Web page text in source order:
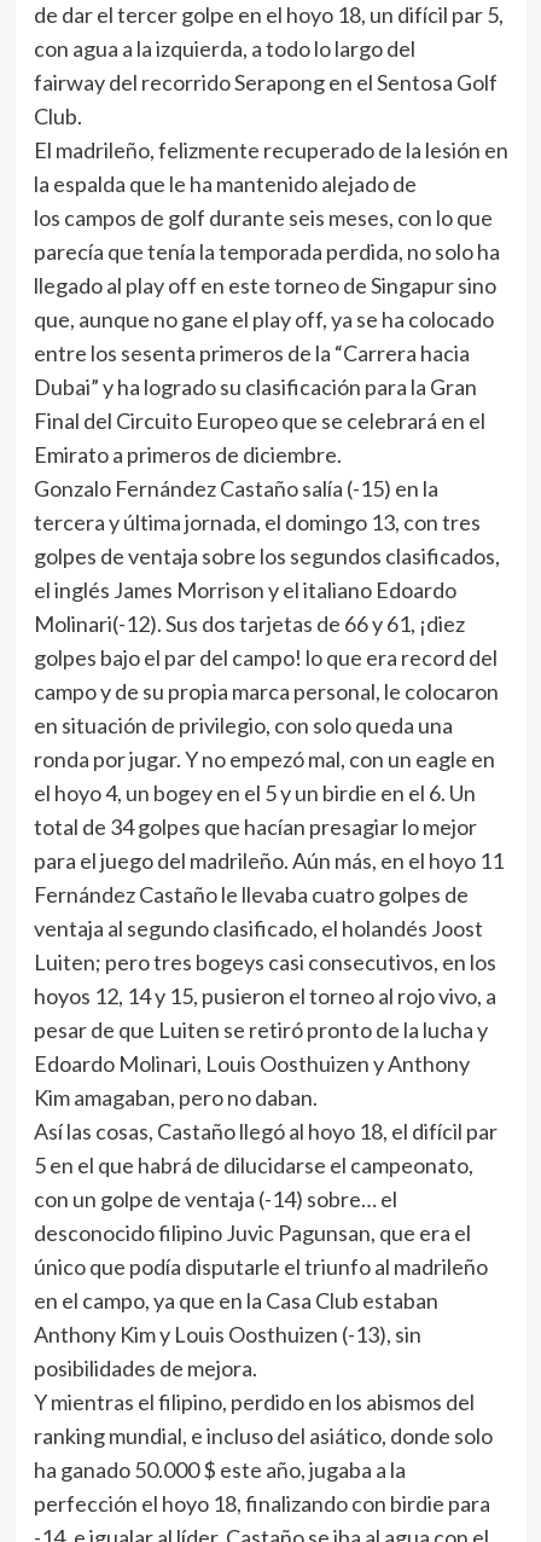
de dar el tercer golpe en el hoyo 18, un difícil par 5,
con agua a la izquierda, a todo lo largo del
fairway del recorrido Serapong en el Sentosa Golf
Club.
El madrileño, felizmente recuperado de la lesión en
la espalda que le ha mantenido alejado de
los campos de golf durante seis meses, con lo que
parecía que tenía la temporada perdida, no solo ha
llegado al play off en este torneo de Singapur sino
que, aunque no gane el play off, ya se ha colocado
entre los sesenta primeros de la “Carrera hacia
Dubai” y ha logrado su clasificación para la Gran
Final del Circuito Europeo que se celebrará en el
Emirato a primeros de diciembre.
Gonzalo Fernández Castaño salía (-15) en la
tercera y última jornada, el domingo 13, con tres
golpes de ventaja sobre los segundos clasificados,
el inglés James Morrison y el italiano Edoardo
Molinari(-12). Sus dos tarjetas de 66 y 61, ¡diez
golpes bajo el par del campo! lo que era record del
campo y de su propia marca personal, le colocaron
en situación de privilegio, con solo queda una
ronda por jugar. Y no empezó mal, con un eagle en
el hoyo 4, un bogey en el 5 y un birdie en el 6. Un
total de 34 golpes que hacían presagiar lo mejor
para el juego del madrileño. Aún más, en el hoyo 11
Fernández Castaño le llevaba cuatro golpes de
ventaja al segundo clasificado, el holandés Joost
Luiten; pero tres bogeys casi consecutivos, en los
hoyos 12, 14 y 15, pusieron el torneo al rojo vivo, a
pesar de que Luiten se retiró pronto de la lucha y
Edoardo Molinari, Louis Oosthuizen y Anthony
Kim amagaban, pero no daban.
Así las cosas, Castaño llegó al hoyo 18, el difícil par
5 en el que habrá de dilucidarse el campeonato,
con un golpe de ventaja (-14) sobre… el
desconocido filipino Juvic Pagunsan, que era el
único que podía disputarle el triunfo al madrileño
en el campo, ya que en la Casa Club estaban
Anthony Kim y Louis Oosthuizen (-13), sin
posibilidades de mejora.
Y mientras el filipino, perdido en los abismos del
ranking mundial, e incluso del asiático, donde solo
ha ganado 50.000 $ este año, jugaba a la
perfección el hoyo 18, finalizando con birdie para